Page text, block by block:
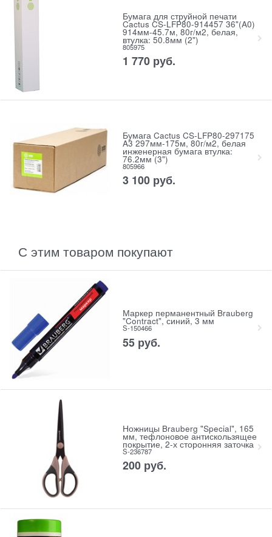
Бумага для струйной печати
Cactus CS-LFP80-914457 36"(A0)
914мм-45.7м, 80г/м2, белая,
втулка: 50.8мм (2")
805975
1 770 руб.
Бумага Cactus CS-LFP80-297175
A3 297мм-175м, 80г/м2, белая
инженерная бумага втулка:
76.2мм (3")
805966
3 100 руб.
С этим товаром покупают
Маркер перманентный Brauberg
"Contract", синий, 3 мм
S-150466
55 руб.
Ножницы Brauberg "Special", 165
мм, тефлоновое антискользящее
покрытие, 2-х сторонняя заточка
S-236787
200 руб.